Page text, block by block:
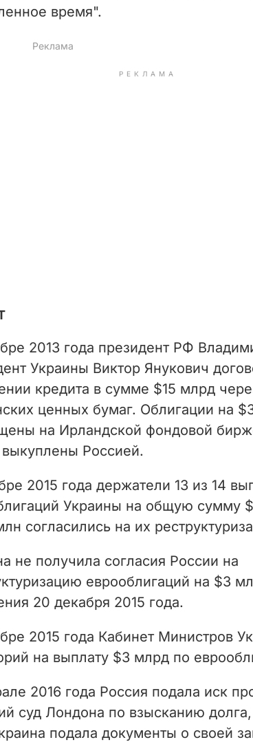
время".
РЕКЛАМА
2013 года президент РФ
Украины Виктор Янукович
кредита в сумме $15 млрд
ценных бумаг. Облигации на
на Ирландской фондовой
выкуплены Россией.
2015 года держатели 13 из 14
Украины на общую сумму
согласились на их
не получила согласия России на
еврооблигаций на $3
20 декабря 2015 года.
2015 года Кабинет Министров
на выплату $3 млрд по
2016 года Россия подала иск
суд Лондона по взысканию
подала документы о своей